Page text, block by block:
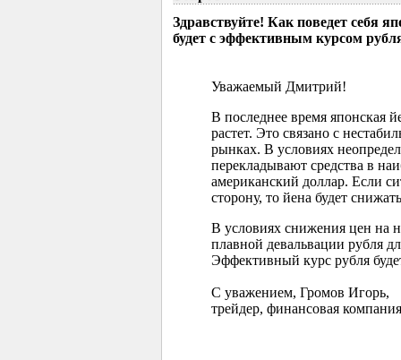
Здравствуйте! Как поведет себя
будет с эффективным курсом
Уважаемый Дмитрий!
В последнее время
растет. Это связано с
рынках. В условиях
перекладывают средства в
американский доллар. Если
сторону, то йена будет
В условиях снижения цен на
плавной девальвации рубля
Эффективный курс рубля
С уважением, Громов Игорь,
трейдер, финансовая